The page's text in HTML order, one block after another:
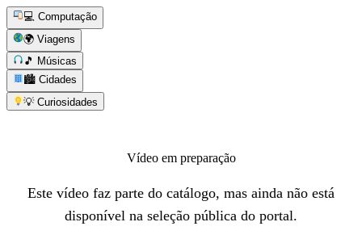
💻 Computação
🌍 Viagens
🎵 Músicas
🏙️ Cidades
💡 Curiosidades
Vídeo em preparação
Este vídeo faz parte do catálogo, mas ainda não está
disponível na seleção pública do portal.